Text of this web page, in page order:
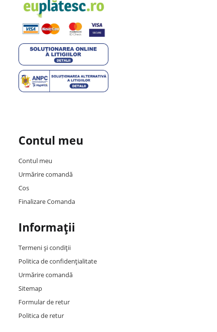
Contul meu
Contul meu
Urmărire comandă
Cos
Finalizare Comanda
Informații
Termeni și condiții
Politica de confidențialitate
Urmărire comandă
Sitemap
Formular de retur
Politica de retur